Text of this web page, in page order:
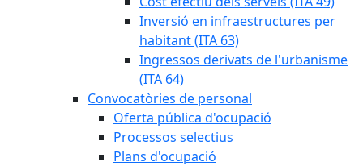
Inversió en infraestructures per
habitant (ITA 63)
Ingressos derivats de l'urbanisme
(ITA 64)
Convocatòries de personal
Oferta pública d'ocupació
Processos selectius
Plans d'ocupació